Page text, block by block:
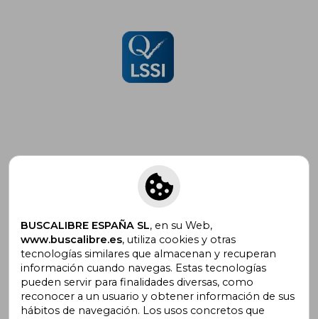
Suscríbete para recibir ofertas y
promociones
¿Necesitas ayuda?
Ir a Centro de Soporte
BUSCALIBRE ESPAÑA SL, en su Web,
www.buscalibre.es, utiliza cookies y otras
tecnologías similares que almacenan y recuperan
información cuando navegas. Estas tecnologías
pueden servir para finalidades diversas, como
reconocer a un usuario y obtener información de sus
hábitos de navegación. Los usos concretos que